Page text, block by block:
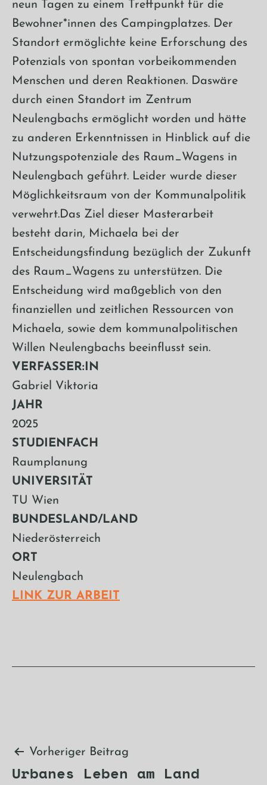
neun Tagen zu einem Treffpunkt für die
Bewohner*innen des Campingplatzes. Der
Standort ermöglichte keine Erforschung des
Potenzials von spontan vorbeikommenden
Menschen und deren Reaktionen. Daswäre
durch einen Standort im Zentrum
Neulengbachs ermöglicht worden und hätte
zu anderen Erkenntnissen in Hinblick auf die
Nutzungspotenziale des Raum_Wagens in
Neulengbach geführt. Leider wurde dieser
Möglichkeitsraum von der Kommunalpolitik
verwehrt.Das Ziel dieser Masterarbeit
besteht darin, Michaela bei der
Entscheidungsfindung bezüglich der Zukunft
des Raum_Wagens zu unterstützen. Die
Entscheidung wird maßgeblich von den
finanziellen und zeitlichen Ressourcen von
Michaela, sowie dem kommunalpolitischen
Willen Neulengbachs beeinflusst sein.
VERFASSER:IN
Gabriel Viktoria
JAHR
2025
STUDIENFACH
Raumplanung
UNIVERSITÄT
TU Wien
BUNDESLAND/LAND
Niederösterreich
ORT
Neulengbach
LINK ZUR ARBEIT
Beitragsnavigation
Vorheriger Beitrag
Urbanes Leben am Land